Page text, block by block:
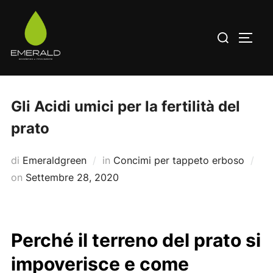
contenuto
Cerca
Gli Acidi umici per la fertilità del
prato
di Emeraldgreen in Concimi per tappeto erboso
on Pubblicato
Settembre 28, 2020
Perché il terreno del prato si
impoverisce e come